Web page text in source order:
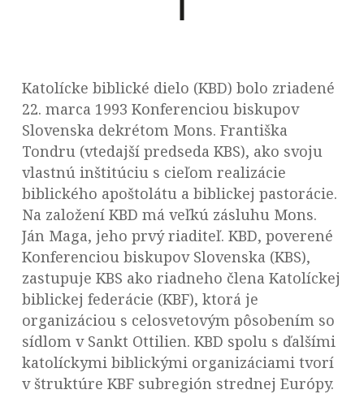
Katolícke biblické dielo (KBD) bolo zriadené
22. marca 1993 Konferenciou biskupov
Slovenska dekrétom Mons. Františka
Tondru (vtedajší predseda KBS), ako svoju
vlastnú inštitúciu s cieľom realizácie
biblického apoštolátu a biblickej pastorácie.
Na založení KBD má veľkú zásluhu Mons.
Ján Maga, jeho prvý riaditeľ. KBD, poverené
Konferenciou biskupov Slovenska (KBS),
zastupuje KBS ako riadneho člena Katolíckej
biblickej federácie (KBF), ktorá je
organizáciou s celosvetovým pôsobením so
sídlom v Sankt Ottilien. KBD spolu s ďalšími
katolíckymi biblickými organizáciami tvorí
v štruktúre KBF subregión strednej Európy.